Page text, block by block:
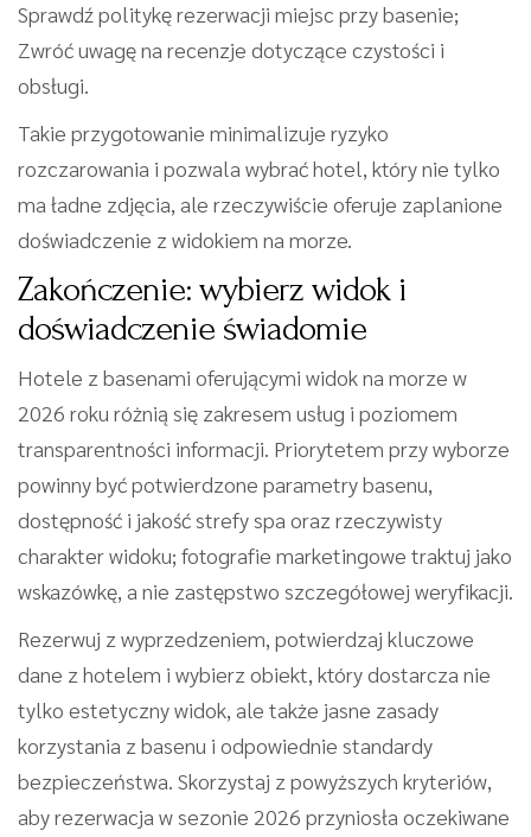
Sprawdź politykę rezerwacji miejsc przy basenie;
Zwróć uwagę na recenzje dotyczące czystości i
obsługi.
Takie przygotowanie minimalizuje ryzyko
rozczarowania i pozwala wybrać hotel, który nie tylko
ma ładne zdjęcia, ale rzeczywiście oferuje zaplanione
doświadczenie z widokiem na morze.
Zakończenie: wybierz widok i
doświadczenie świadomie
Hotele z basenami oferującymi widok na morze w
2026 roku różnią się zakresem usług i poziomem
transparentności informacji. Priorytetem przy wyborze
powinny być potwierdzone parametry basenu,
dostępność i jakość strefy spa oraz rzeczywisty
charakter widoku; fotografie marketingowe traktuj jako
wskazówkę, a nie zastępstwo szczegółowej weryfikacji.
Rezerwuj z wyprzedzeniem, potwierdzaj kluczowe
dane z hotelem i wybierz obiekt, który dostarcza nie
tylko estetyczny widok, ale także jasne zasady
korzystania z basenu i odpowiednie standardy
bezpieczeństwa. Skorzystaj z powyższych kryteriów,
aby rezerwacja w sezonie 2026 przyniosła oczekiwane